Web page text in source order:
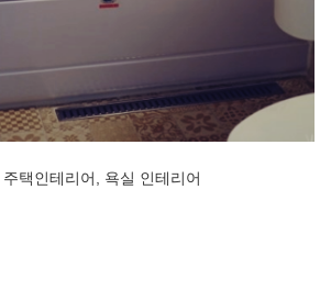
주택인테리어, 욕실 인테리어